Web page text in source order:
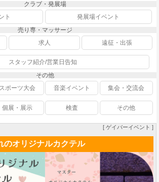
クラブ・発展場
ト
発展場イベント
売り専・マッサージ
求人 遠征・出張
スタッフ紹介/営業日告知
その他
スポーツ大会 音楽イベント 集会・交流会
個展・展示 検査 その他
[ ゲイバーイベント ]
のオリジナルカクテル